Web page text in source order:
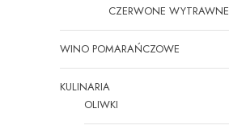
CZERWONE WYTRAWNE
WINO POMARAŃCZOWE
KULINARIA
OLIWKI